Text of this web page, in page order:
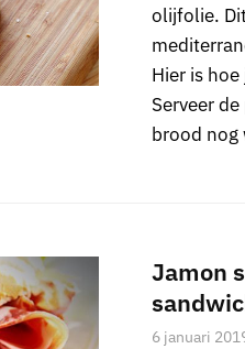
olijfolie.
Hier is
Serveer
brood nog
Jamon
6 januari